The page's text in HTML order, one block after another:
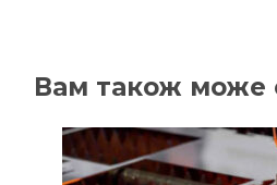
Вам також може